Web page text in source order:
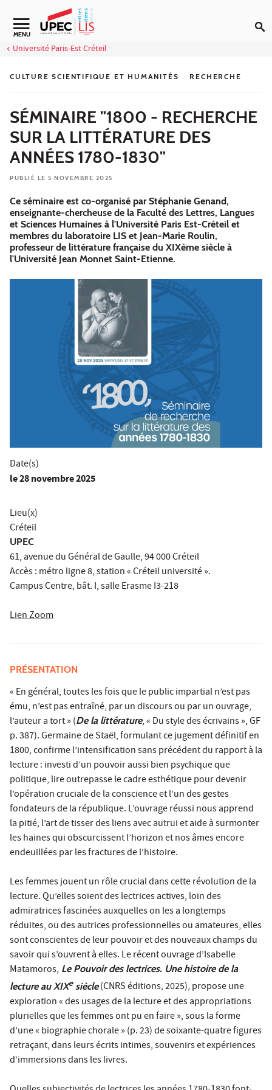
Aller au contenu
Navigation secondaire
MENU
Université Paris-Est Créteil
CULTURE SCIENTIFIQUE ET HUMANITÉS RECHERCHE
SÉMINAIRE "1800 - RECHERCHE
SUR LA LITTÉRATURE DES
ANNÉES 1780-1830"
PUBLIÉ LE 5 NOVEMBRE 2025
Ce séminaire est co-organisé par Stéphanie Genand,
enseignante-chercheuse de la Faculté des Lettres, Langues
et Sciences Humaines à l'Université Paris Est-Créteil et
membres du laboratoire LIS et Jean-Marie Roulin,
professeur de littérature française du XIXème siècle à
l'Université Jean Monnet Saint-Etienne.
Date(s)
le28 novembre 2025
Lieu(x)
Créteil
UPEC
61, avenue du Général de Gaulle, 94 000 Créteil
Accès : métro ligne 8, station « Créteil université ».
Campus Centre, bât. I, salle Erasme I3-218
Lien Zoom
PRÉSENTATION
« En général, toutes les fois que le public impartial n’est pas
ému, n’est pas entraîné, par un discours ou par un ouvrage,
l’auteur a tort » (De la littérature, « Du style des écrivains », GF
p. 387). Germaine de Staël, formulant ce jugement définitif en
1800, confirme l’intensification sans précédent du rapport à la
lecture : investi d’un pouvoir aussi bien psychique que
politique, lire outrepasse le cadre esthétique pour devenir
l’opération cruciale de la conscience et l’un des gestes
fondateurs de la république. L’ouvrage réussi nous apprend
la pitié, l’art de tisser des liens avec autrui et aide à surmonter
les haines qui obscurcissent l’horizon et nos âmes encore
endeuillées par les fractures de l’histoire.
Les femmes jouent un rôle crucial dans cette révolution de la
lecture. Qu’elles soient des lectrices actives, loin des
admiratrices fascinées auxquelles on les a longtemps
réduites, ou des autrices professionnelles ou amateures, elles
sont conscientes de leur pouvoir et des nouveaux champs du
savoir qui s’ouvrent à elles. Le récent ouvrage d’Isabelle
Matamoros, Le Pouvoir des lectrices. Une histoire de la
lecture au XIXesiècle(CNRS éditions, 2025), propose une
exploration « des usages de la lecture et des appropriations
plurielles que les femmes ont pu en faire », sous la forme
d’une « biographie chorale » (p. 23) de soixante-quatre figures
retraçant, dans leurs écrits intimes, souvenirs et expériences
d’immersions dans les livres.